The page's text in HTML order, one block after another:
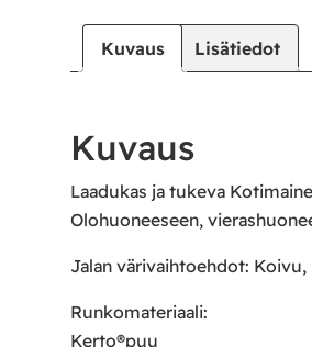
Kuvaus Lisätiedot
Kuvaus
Laadukas ja tukeva
Olohuoneeseen,
Jalan värivaihtoehdot:
Runkomateriaali:
Kerto®puu